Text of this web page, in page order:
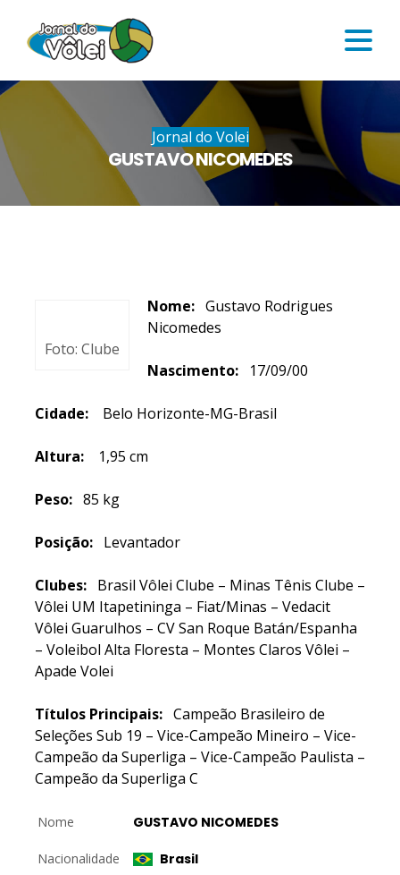
Jornal do Volei
GUSTAVO NICOMEDES
Foto: Clube
Nome: Gustavo Rodrigues
Nicomedes
Nascimento: 17/09/00
Cidade: Belo Horizonte-MG-Brasil
Altura: 1,95 cm
Peso: 85 kg
Posição: Levantador
Clubes: Brasil Vôlei Clube – Minas Tênis Clube –
Vôlei UM Itapetininga – Fiat/Minas – Vedacit
Vôlei Guarulhos – CV San Roque Batán/Espanha
– Voleibol Alta Floresta – Montes Claros Vôlei –
Apade Volei
Títulos Principais: Campeão Brasileiro de
Seleções Sub 19 – Vice-Campeão Mineiro – Vice-
Campeão da Superliga – Vice-Campeão Paulista –
Campeão da Superliga C
Nome GUSTAVO NICOMEDES
Nacionalidade Brasil